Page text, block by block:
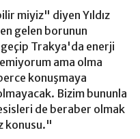
miyiz" diyen Yıldız
gelen borunun
Trakya'da enerji
ama olma
konuşmaya
Bizim bununla
de beraber olmak
konusu."